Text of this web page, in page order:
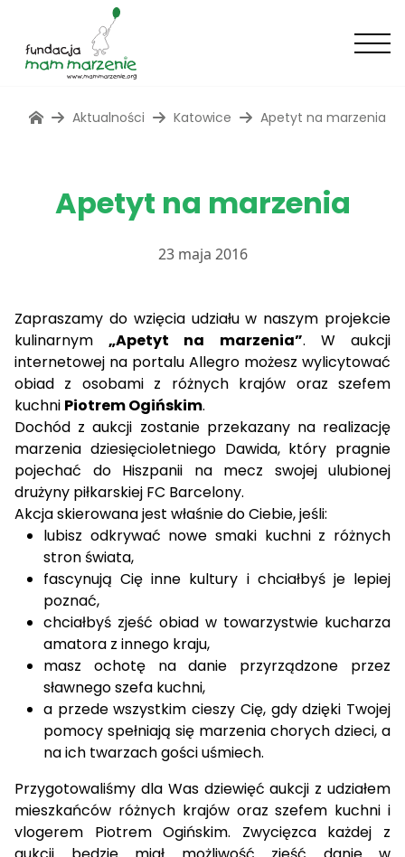
Aktualności Katowice Apetyt na marzenia
Apetyt na marzenia
23 maja 2016
Zapraszamy do wzięcia udziału w naszym projekcie
kulinarnym„Apetyt na marzenia”. W aukcji
internetowej na portalu Allegro możesz wylicytować
obiad z osobami z różnych krajów oraz szefem
kuchni Piotrem Ogińskim.
Dochód z aukcji zostanie przekazany na realizację
marzenia dziesięcioletniego Dawida, który pragnie
pojechać do Hiszpanii na mecz swojej ulubionej
drużyny piłkarskiej FC Barcelony.
Akcja skierowana jest właśnie do Ciebie, jeśli:
lubisz odkrywać nowe smaki kuchni z różnych
stron świata,
fascynują Cię inne kultury i chciałbyś je lepiej
poznać,
chciałbyś zjeść obiad w towarzystwie kucharza
amatora z innego kraju,
masz ochotę na danie przyrządzone przez
sławnego szefa kuchni,
a przede wszystkim cieszy Cię, gdy dzięki Twojej
pomocy spełniają się marzenia chorych dzieci, a
na ich twarzach gości uśmiech.
Przygotowaliśmy dla Was dziewięć aukcji z udziałem
mieszkańców różnych krajów oraz szefem kuchni i
vlogerem Piotrem Ogińskim. Zwycięzca każdej z